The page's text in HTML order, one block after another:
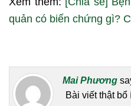
quản có biến chứng gì?
Mai Phương
Bài viết thật bổ